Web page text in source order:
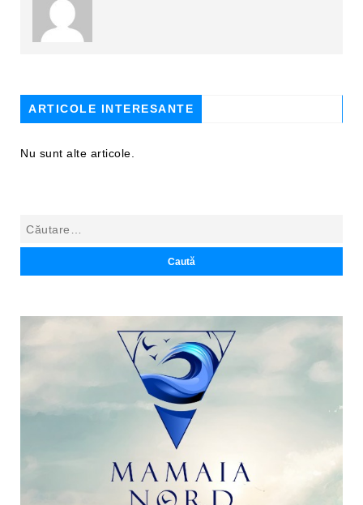
ARTICOLE INTERESANTE
Nu sunt alte articole.